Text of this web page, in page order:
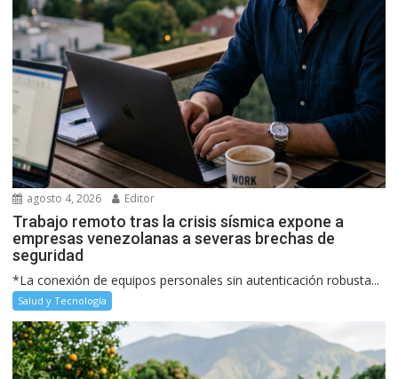
agosto 4, 2026 Editor
Trabajo remoto tras la crisis sísmica expone a
empresas venezolanas a severas brechas de
seguridad
*La conexión de equipos personales sin autenticación robusta...
Salud y Tecnología